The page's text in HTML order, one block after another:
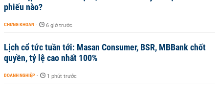
phiếu nào?
CHỨNG KHOÁN - 6 giờ trước
Lịch cổ tức tuần tới: Masan Consumer, BSR, MBBank chốt
quyền, tỷ lệ cao nhất 100%
DOANH NGHIỆP - 1 phút trước